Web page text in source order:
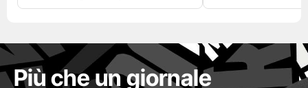
Più che un giornale